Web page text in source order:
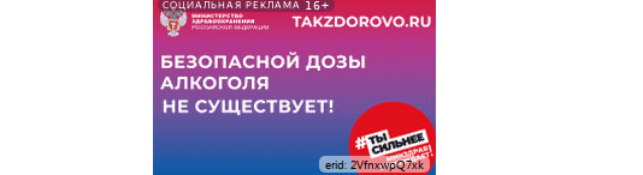
СОЦИАЛЬНАЯ РЕКЛАМА 16+
erid: 2VfnxwpQ7xk